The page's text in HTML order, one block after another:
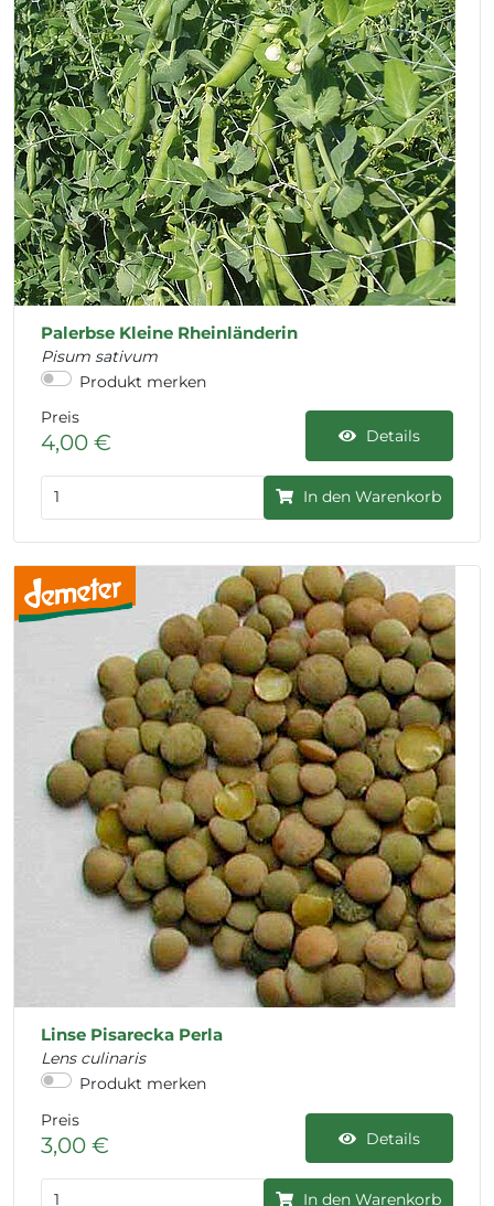
Palerbse Kleine Rheinländerin
Pisum sativum
Produkt merken
Preis
4,00 € Details
In den Warenkorb
Linse Pisarecka Perla
Lens culinaris
Produkt merken
Preis
3,00 € Details
In den Warenkorb